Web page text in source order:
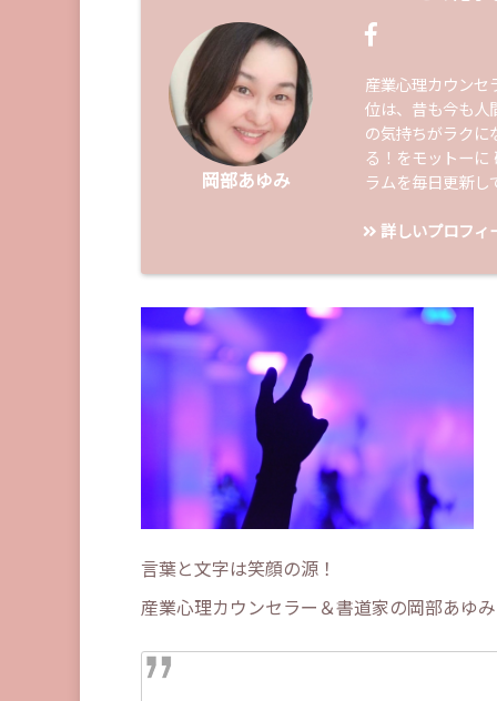
岡部あゆみ
産業心理カウン
位は、昔も今も人
の気持ちがラクに
る！をモットーに
ラムを毎日更新し
詳しいプロフィ
言葉と文字は笑顔の源！
産業心理カウンセラー＆書道家の岡部あゆ